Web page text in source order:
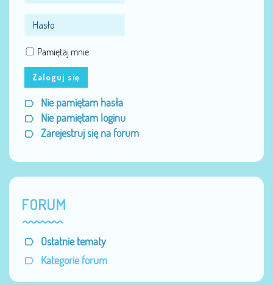
Pamiętaj mnie
Zaloguj się
Nie pamiętam hasła
Nie pamiętam loginu
Zarejestruj się na forum
FORUM
Ostatnie tematy
Kategorie forum